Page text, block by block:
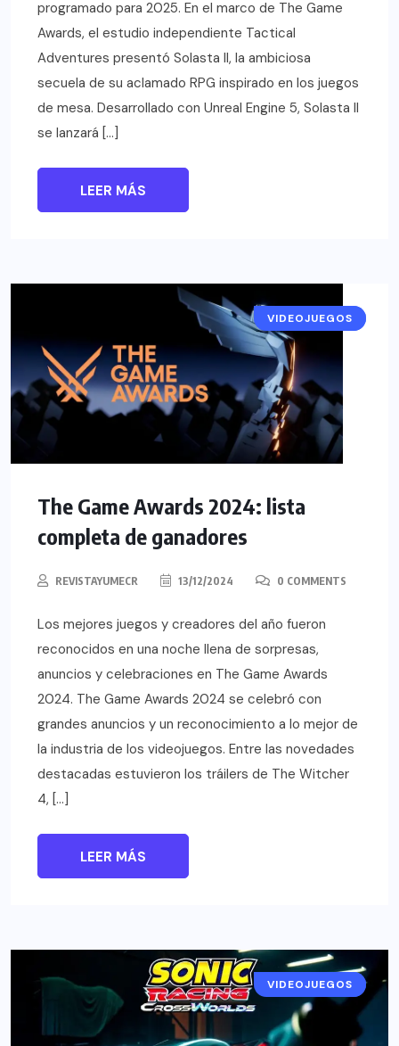
programado para 2025. En el marco de The Game
Awards, el estudio independiente Tactical
Adventures presentó Solasta II, la ambiciosa
secuela de su aclamado RPG inspirado en los juegos
de mesa. Desarrollado con Unreal Engine 5, Solasta II
se lanzará […]
LEER MÁS
NOTICIAS
VIDEOJUEGOS
The Game Awards 2024: lista
completa de ganadores
REVISTAYUMECR 13/12/2024 0 COMMENTS
Los mejores juegos y creadores del año fueron
reconocidos en una noche llena de sorpresas,
anuncios y celebraciones en The Game Awards
2024. The Game Awards 2024 se celebró con
grandes anuncios y un reconocimiento a lo mejor de
la industria de los videojuegos. Entre las novedades
destacadas estuvieron los tráilers de The Witcher
4, […]
LEER MÁS
NOTICIAS
VIDEOJUEGOS